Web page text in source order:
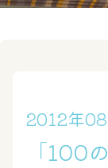
2012年
「100
AI